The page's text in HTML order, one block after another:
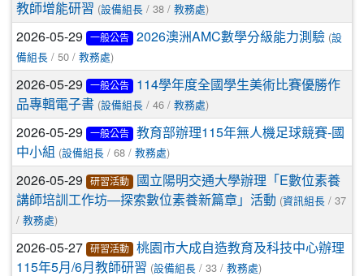
教師增能研習 (設備組長 / 38 / 教務處)
2026-05-29 一般公告 2026澳洲AMC數學分級能力測驗 (設
備組長 / 50 / 教務處)
2026-05-29 一般公告
114學年度全國學生美術比賽優勝作
品專輯電子書 (設備組長 / 46 / 教務處)
2026-05-29 一般公告
教育部辦理115年無人機足球競賽-國
中小組 (設備組長 / 68 / 教務處)
2026-05-29 研習活動
國立陽明交通大學辦理「E數位素養
講師培訓工作坊—探索數位素養新篇章」活動 (資訊組長 / 37
/ 教務處)
2026-05-27 研習活動
桃園市大成自造教育及科技中心辦理
115年5月/6月教師研習 (設備組長 / 33 / 教務處)